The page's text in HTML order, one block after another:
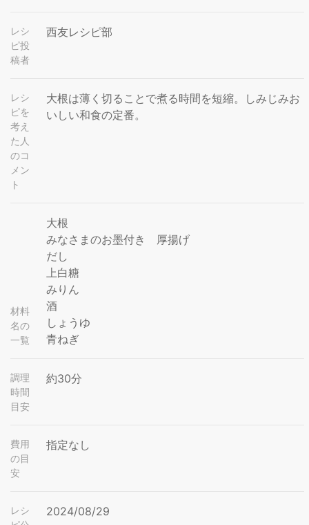
レシ
ピ投
稿者
西友レシピ部
レシ
ピを
考え
た人
のコ
メン
ト
大根は薄く切ることで煮る時間を短縮。しみじみお
いしい和食の定番。
材料
名の
一覧
大根
みなさまのお墨付き 厚揚げ
だし
上白糖
みりん
酒
しょうゆ
青ねぎ
調理
時間
目安
約30分
費用
の目
安
指定なし
レシ
2024/08/29